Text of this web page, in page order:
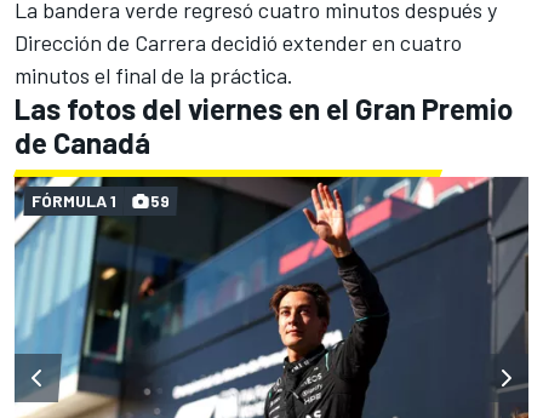
La bandera verde regresó cuatro minutos después y
Dirección de Carrera decidió extender en cuatro
minutos el final de la práctica.
Las fotos del viernes en el Gran Premio
de Canadá
FÓRMULA 1 59